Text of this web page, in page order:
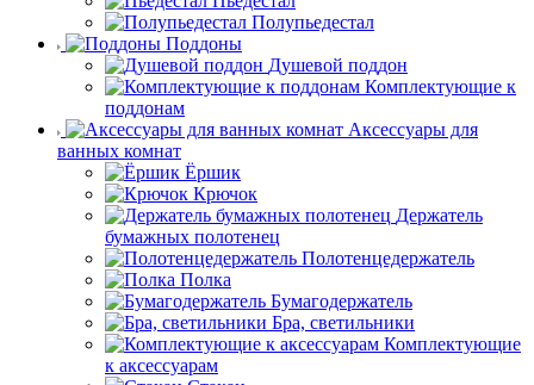
Полупьедестал
Поддоны
Душевой поддон
Комплектующие к
поддонам
Аксессуары для
ванных комнат
Ёршик
Крючок
Держатель
бумажных полотенец
Полотенцедержатель
Полка
Бумагодержатель
Бра, светильники
Комплектующие
к аксессуарам